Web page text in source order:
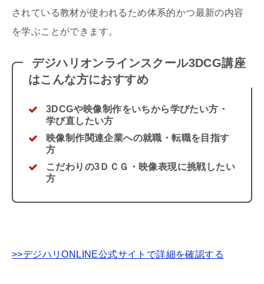
されている教材が使われるため体系的かつ最新の内容
を学ぶことができます。
デジハリオンラインスクール3DCG講座
はこんな方におすすめ
3DCGや映像制作をいちから学びたい方・
学び直したい方
映像制作関連企業への就職・転職を目指す
方
こだわりの3ＤＣＧ・映像表現に挑戦したい
方
>>デジハリONLINE公式サイトで詳細を確認する